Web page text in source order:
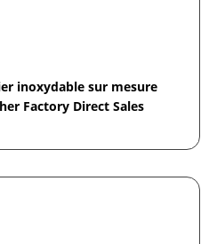
inoxydable sur mesure
Factory Direct Sales